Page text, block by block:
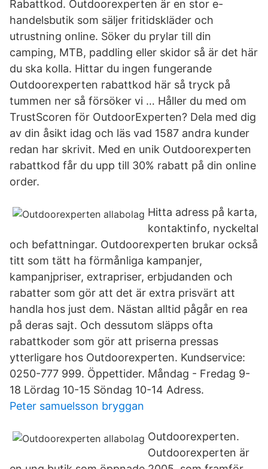
Rabattkod. Outdoorexperten är en stor e-
handelsbutik som säljer fritidskläder och
utrustning online. Söker du prylar till din
camping, MTB, paddling eller skidor så är det här
du ska kolla. Hittar du ingen fungerande
Outdoorexperten rabattkod här så tryck på
tummen ner så försöker vi … Håller du med om
TrustScoren för OutdoorExperten? Dela med dig
av din åsikt idag och läs vad 1587 andra kunder
redan har skrivit. Med en unik Outdoorexperten
rabattkod får du upp till 30% rabatt på din online
order.
Hitta adress på karta,
kontaktinfo, nyckeltal
och befattningar. Outdoorexperten brukar också
titt som tätt ha förmånliga kampanjer,
kampanjpriser, extrapriser, erbjudanden och
rabatter som gör att det är extra prisvärt att
handla hos just dem. Nästan alltid pågår en rea
på deras sajt. Och dessutom släpps ofta
rabattkoder som gör att priserna pressas
ytterligare hos Outdoorexperten. Kundservice:
0250-777 999. Öppettider. Måndag - Fredag 9-
18 Lördag 10-15 Söndag 10-14 Adress.
Peter samuelsson bryggan
Outdoorexperten.
Outdoorexperten är